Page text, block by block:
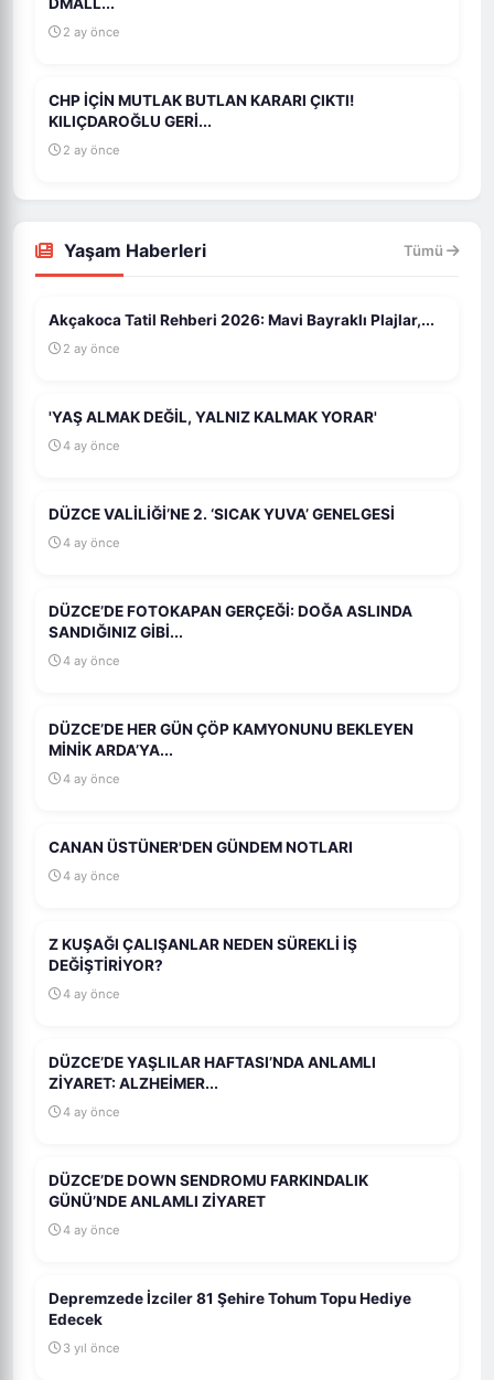
2 ay önce
CHP İÇİN MUTLAK BUTLAN KARARI ÇIKTI!
KILIÇDAROĞLU GERİ...
2 ay önce
Yaşam Haberleri Tümü
Akçakoca Tatil Rehberi 2026: Mavi Bayraklı Plajlar,...
2 ay önce
'YAŞ ALMAK DEĞİL, YALNIZ KALMAK YORAR'
4 ay önce
DÜZCE VALİLİĞİ’NE 2. ‘SICAK YUVA’ GENELGESİ
4 ay önce
DÜZCE’DE FOTOKAPAN GERÇEĞİ: DOĞA ASLINDA
SANDIĞINIZ GİBİ...
4 ay önce
DÜZCE’DE HER GÜN ÇÖP KAMYONUNU BEKLEYEN
MİNİK ARDA’YA...
4 ay önce
CANAN ÜSTÜNER'DEN GÜNDEM NOTLARI
4 ay önce
Z KUŞAĞI ÇALIŞANLAR NEDEN SÜREKLİ İŞ
DEĞİŞTİRİYOR?
4 ay önce
DÜZCE’DE YAŞLILAR HAFTASI’NDA ANLAMLI
ZİYARET: ALZHEİMER...
4 ay önce
DÜZCE’DE DOWN SENDROMU FARKINDALIK
GÜNÜ’NDE ANLAMLI ZİYARET
4 ay önce
Depremzede İzciler 81 Şehire Tohum Topu Hediye
Edecek
3 yıl önce